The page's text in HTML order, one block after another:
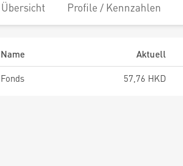
Übersicht Profile / Kennzahlen
Name Aktuell
Fonds
57,76 HKD